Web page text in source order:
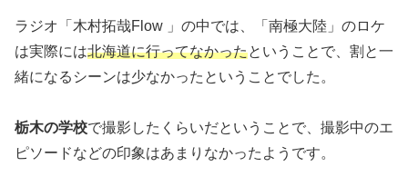
ラジオ「木村拓哉Flow 」の中では、「南極大陸」のロケ
は実際には北海道に行ってなかったということで、割と一
緒になるシーンは少なかったということでした。
栃木の学校で撮影したくらいだということで、撮影中のエ
ピソードなどの印象はあまりなかったようです。